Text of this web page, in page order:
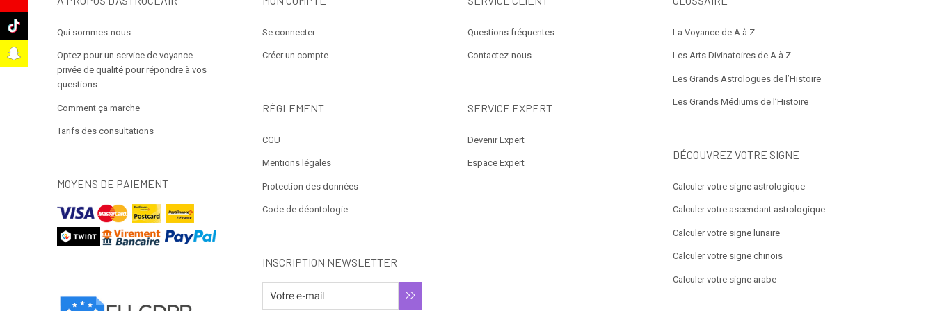
Qui sommes-nous
Optez pour un service de voyance
privée de qualité pour répondre à vos
questions
Comment ça marche
Tarifs des consultations
MOYENS DE PAIEMENT
Se connecter
Créer un compte
RÈGLEMENT
CGU
Mentions légales
Protection des données
Code de déontologie
INSCRIPTION NEWSLETTER
Questions fréquentes
Contactez-nous
SERVICE EXPERT
Devenir Expert
Espace Expert
La Voyance de A à Z
Les Arts Divinatoires de A à Z
Les Grands Astrologues de l’Histoire
Les Grands Médiums de l’Histoire
DÉCOUVREZ VOTRE SIGNE
Calculer votre signe astrologique
Calculer votre ascendant astrologique
Calculer votre signe lunaire
Calculer votre signe chinois
Calculer votre signe arabe